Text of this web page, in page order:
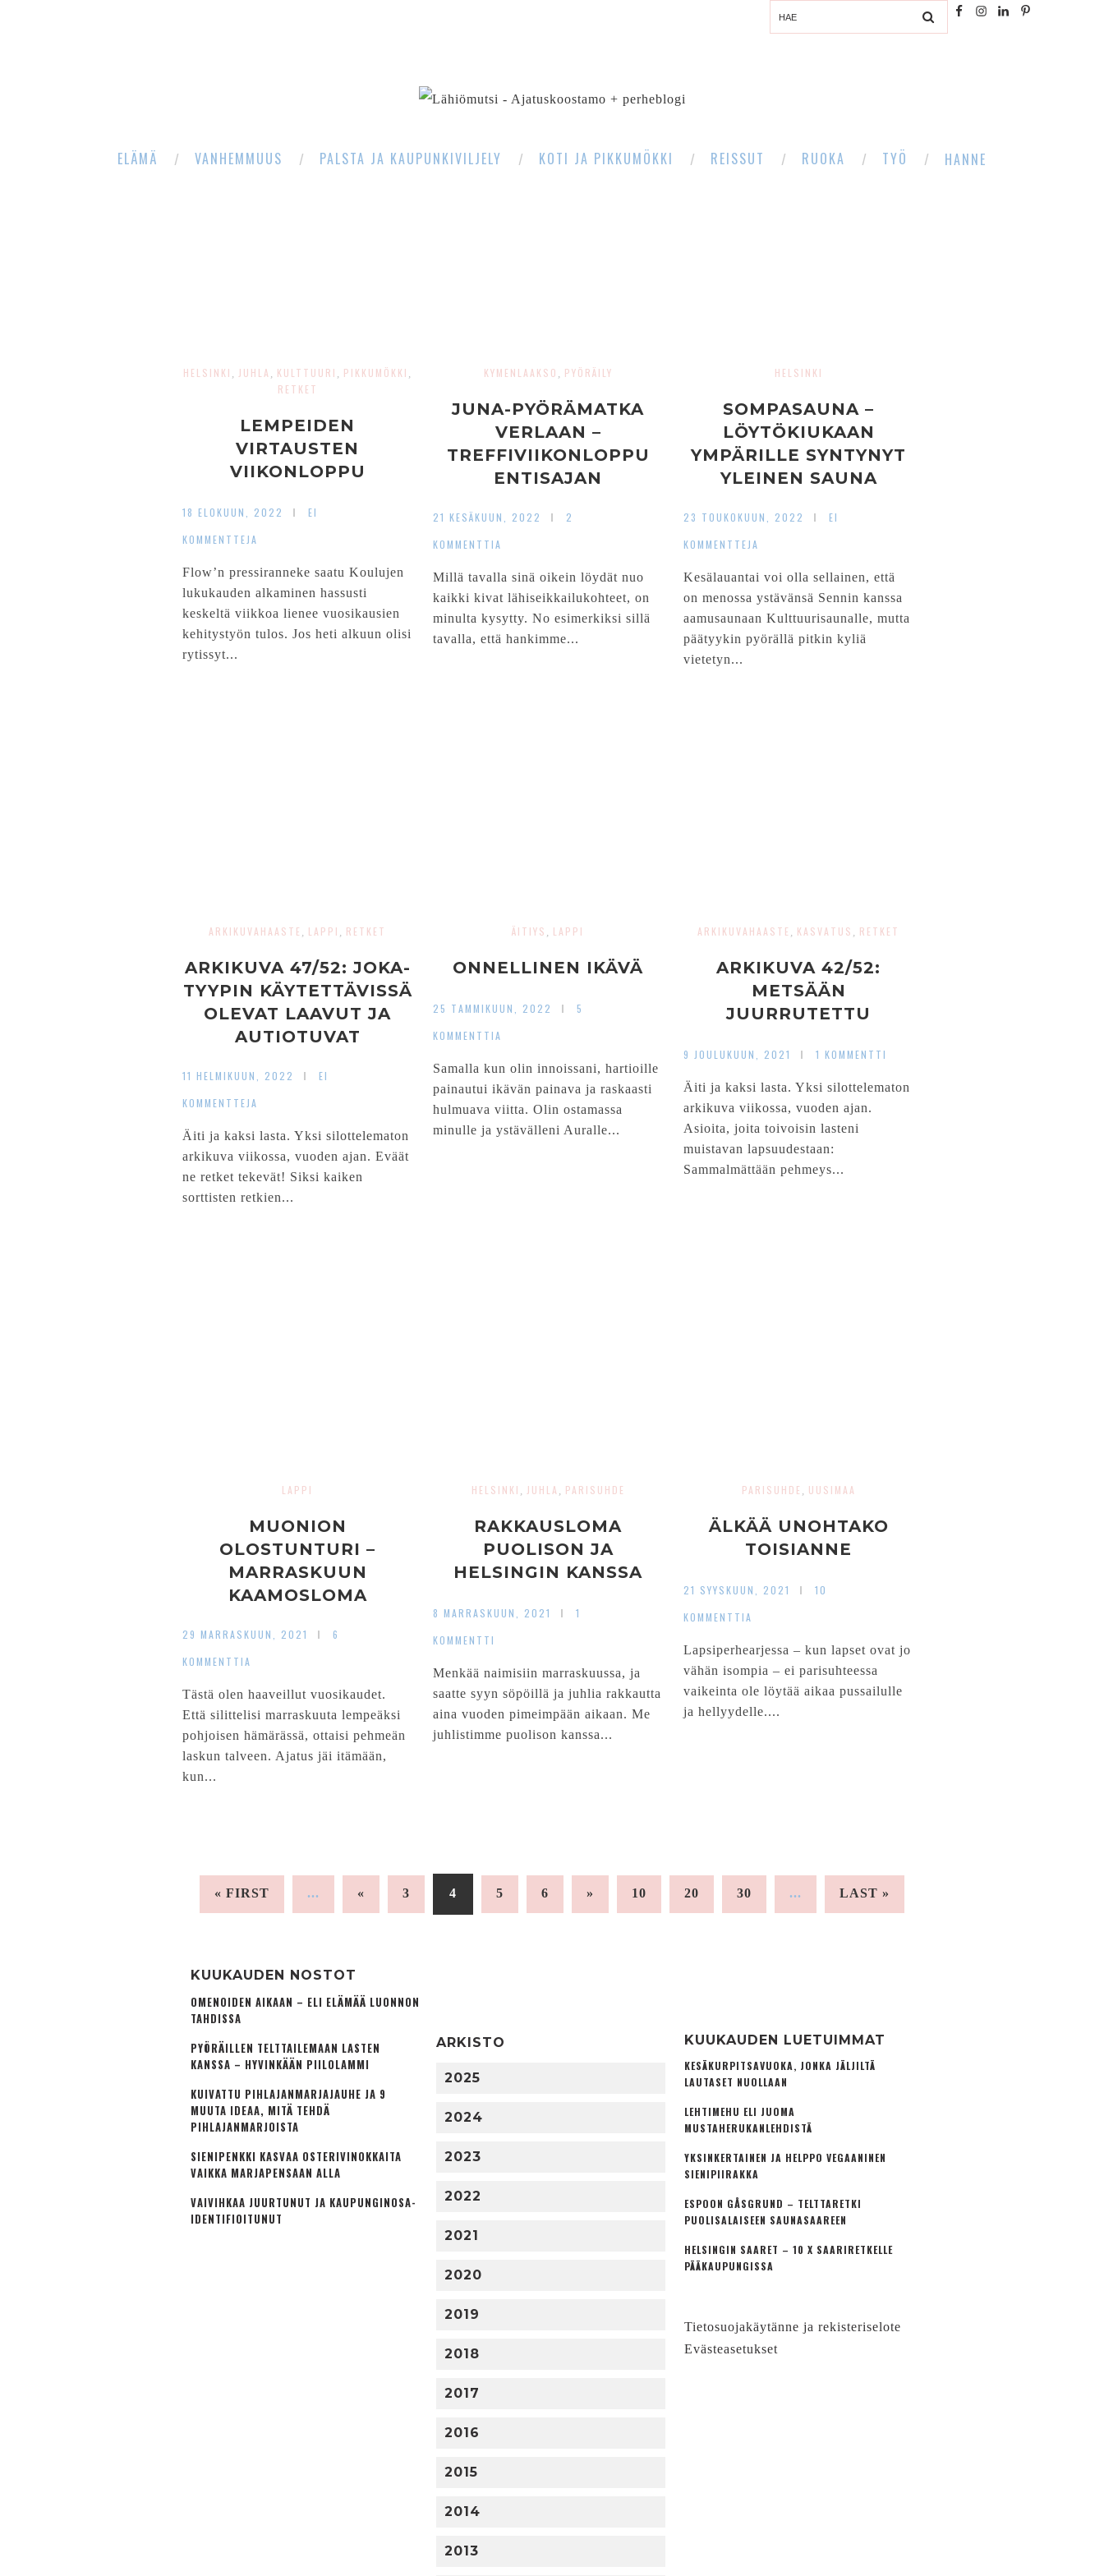
ELÄMÄ VANHEMMUUS PALSTA JA KAUPUNKIVILJELY KOTI JA PIKKUMÖKKI REISSUT RUOKA TYÖ HANNE
HELSINKI , JUHLA , KULTTUURI , PIKKUMÖKKI ,
RETKET
LEMPEIDEN
VIRTAUSTEN
VIIKONLOPPU
18 ELOKUUN, 2022
EI
KOMMENTTEJA
Flow’n pressiranneke saatu Koulujen
lukukauden alkaminen hassusti
keskeltä viikkoa lienee vuosikausien
kehitystyön tulos. Jos heti alkuun olisi
rytissyt...
KYMENLAAKSO , PYÖRÄILY
JUNA-PYÖRÄMATKA
VERLAAN –
TREFFIVIIKONLOPPU
ENTISAJAN
21 KESÄKUUN, 2022
2
KOMMENTTIA
Millä tavalla sinä oikein löydät nuo
kaikki kivat lähiseikkailukohteet, on
minulta kysytty. No esimerkiksi sillä
tavalla, että hankimme...
HELSINKI
SOMPASAUNA –
LÖYTÖKIUKAAN
YMPÄRILLE SYNTYNYT
YLEINEN SAUNA
23 TOUKOKUUN, 2022
EI
KOMMENTTEJA
Kesälauantai voi olla sellainen, että
on menossa ystävänsä Sennin kanssa
aamusaunaan Kulttuurisaunalle, mutta
päätyykin pyörällä pitkin kyliä
vietetyn...
ARKIKUVAHAASTE , LAPPI , RETKET
ARKIKUVA 47/52: JOKA-
TYYPIN KÄYTETTÄVISSÄ
OLEVAT LAAVUT JA
AUTIOTUVAT
11 HELMIKUUN, 2022
EI
KOMMENTTEJA
Äiti ja kaksi lasta. Yksi silottelematon
arkikuva viikossa, vuoden ajan. Eväät
ne retket tekevät! Siksi kaiken
sorttisten retkien...
ÄITIYS , LAPPI
ONNELLINEN IKÄVÄ
25 TAMMIKUUN, 2022
5
KOMMENTTIA
Samalla kun olin innoissani, hartioille
painautui ikävän painava ja raskaasti
hulmuava viitta. Olin ostamassa
minulle ja ystävälleni Auralle...
ARKIKUVAHAASTE , KASVATUS , RETKET
ARKIKUVA 42/52:
METSÄÄN
JUURRUTETTU
9 JOULUKUUN, 2021 1 KOMMENTTI
Äiti ja kaksi lasta. Yksi silottelematon
arkikuva viikossa, vuoden ajan.
Asioita, joita toivoisin lasteni
muistavan lapsuudestaan:
Sammalmättään pehmeys...
LAPPI
MUONION
OLOSTUNTURI –
MARRASKUUN
KAAMOSLOMA
29 MARRASKUUN, 2021
6
KOMMENTTIA
Tästä olen haaveillut vuosikaudet.
Että silittelisi marraskuuta lempeäksi
pohjoisen hämärässä, ottaisi pehmeän
laskun talveen. Ajatus jäi itämään,
kun...
HELSINKI , JUHLA , PARISUHDE
RAKKAUSLOMA
PUOLISON JA
HELSINGIN KANSSA
8 MARRASKUUN, 2021
1
KOMMENTTI
Menkää naimisiin marraskuussa, ja
saatte syyn söpöillä ja juhlia rakkautta
aina vuoden pimeimpään aikaan. Me
juhlistimme puolison kanssa...
PARISUHDE , UUSIMAA
ÄLKÄÄ UNOHTAKO
TOISIANNE
21 SYYSKUUN, 2021
10
KOMMENTTIA
Lapsiperhearjessa – kun lapset ovat jo
vähän isompia – ei parisuhteessa
vaikeinta ole löytää aikaa pussailulle
ja hellyydelle....
« FIRST ... « 3 4 5 6 » 10 20 30 ... LAST »
KUUKAUDEN NOSTOT
OMENOIDEN AIKAAN – ELI ELÄMÄÄ LUONNON
TAHDISSA
PYÖRÄILLEN TELTTAILEMAAN LASTEN
KANSSA – HYVINKÄÄN PIILOLAMMI
KUIVATTU PIHLAJANMARJAJAUHE JA 9
MUUTA IDEAA, MITÄ TEHDÄ
PIHLAJANMARJOISTA
SIENIPENKKI KASVAA OSTERIVINOKKAITA
VAIKKA MARJAPENSAAN ALLA
VAIVIHKAA JUURTUNUT JA KAUPUNGINOSA­
IDENTIFIOITUNUT
ARKISTO
2025
2024
2023
2022
2021
2020
2019
2018
2017
2016
2015
2014
2013
KUUKAUDEN LUETUIMMAT
KESÄKURPITSAVUOKA, JONKA JÄLJILTÄ
LAUTASET NUOLLAAN
LEHTIMEHU ELI JUOMA
MUSTAHERUKANLEHDISTÄ
YKSINKERTAINEN JA HELPPO VEGAANINEN
SIENIPIIRAKKA
ESPOON GÅSGRUND – TELTTARETKI
PUOLISALAISEEN SAUNASAAREEN
HELSINGIN SAARET – 10 X SAARIRETKELLE
PÄÄKAUPUNGISSA
Tietosuojakäytänne ja rekisteriselote
Evästeasetukset